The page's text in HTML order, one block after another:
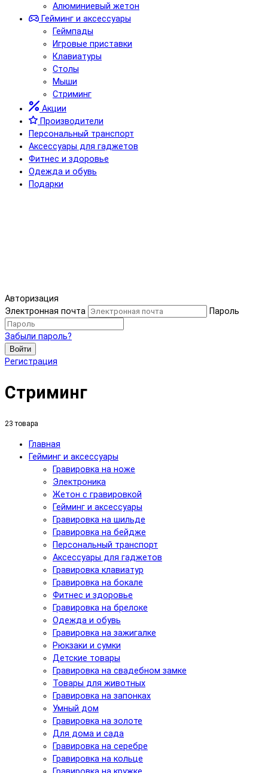
Алюминиевый жетон
Гейминг и аксессуары
Геймпады
Игровые приставки
Клавиатуры
Столы
Мыши
Стриминг
Акции
Производители
Персональный транспорт
Аксессуары для гаджетов
Фитнес и здоровье
Одежда и обувь
Подарки
Авторизация
Электронная почта
Пароль
Забыли пароль?
Войти
Регистрация
Стриминг
23 товара
Главная
Гейминг и аксессуары
Гравировка на ноже
Электроника
Жетон с гравировкой
Гейминг и аксессуары
Гравировка на шильде
Гравировка на бейдже
Персональный транспорт
Аксессуары для гаджетов
Гравировка клавиатур
Гравировка на бокале
Фитнес и здоровье
Гравировка на брелоке
Одежда и обувь
Гравировка на зажигалке
Рюкзаки и сумки
Детские товары
Гравировка на свадебном замке
Товары для животных
Гравировка на запонках
Умный дом
Гравировка на золоте
Для дома и сада
Гравировка на серебре
Гравировка на кольце